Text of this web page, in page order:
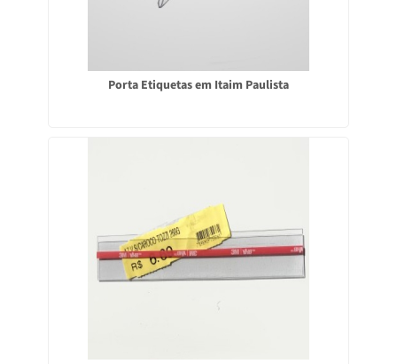
Porta Etiquetas em Itaim Paulista